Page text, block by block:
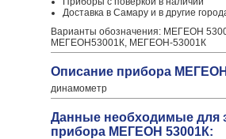
Доставка в Самару и в другие
Варианты обозначения: МЕГЕОН
МЕГЕОН53001К, МЕГЕОН-53001К
Описание прибора
динамометр
Данные необходимые для
прибора МЕГЕОН 53001К: